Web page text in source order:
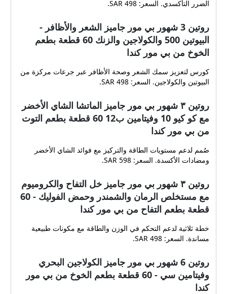
الضرر التأكسدي. السعر: 498 SAR.
روتين 3 شهور بي مور جاميز الشعر والأظافر -
البيوتين 500 والكولاجين والزنك 60 قطعة بطعم
الخوخ من بي مور كندا
كورس لتعزيز سمك الشعر وصحة الأظافر عبر جرعات مركزة من
البيوتين والكولاجين. السعر: 498 SAR.
روتين ٣ شهور بي مور جاميز الماتشا الشاي الأخضر
مع كو كيو 10 وفيتامين ب12 60 قطعة بطعم التوت
من بي مور كندا
صُمم لدعم مستويات الطاقة والتركيز مع فوائد الشاي الأخضر
ومضادات الأكسدة. السعر: 598 SAR.
روتين ٣ شهور بي مور جاميز خل التفاح والكروميوم
مع مستخلص الرمان والشمندر وحمض الفوليك - 60
قطعة بطعم التفاح من بي مور كندا
خطة ثلاثية لدعم التحكم في الوزن والطاقة مع مكونات طبيعية
مساندة. السعر: 498 SAR.
روتين 6 شهور بي مور جاميز الكولاجين البحري
وفيتامين سي - 60 قطعة بطعم الخوخ من بي مور
كندا